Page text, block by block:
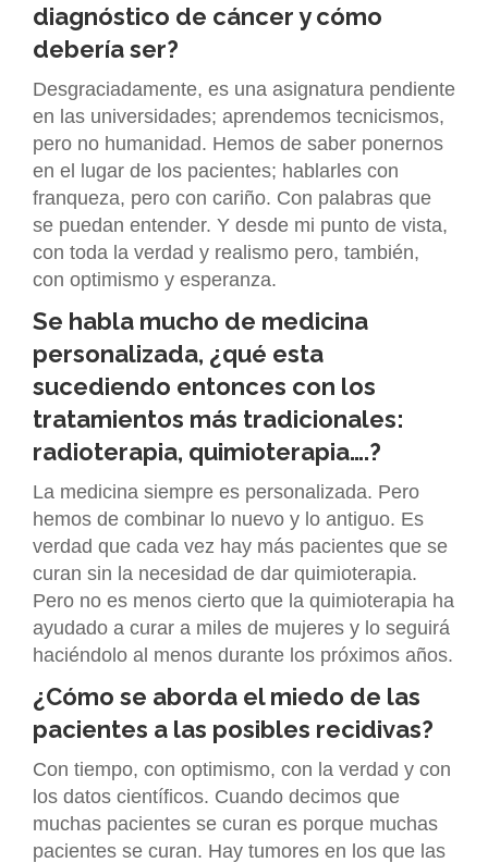
diagnóstico de cáncer y cómo
debería ser?
Desgraciadamente, es una asignatura pendiente
en las universidades; aprendemos tecnicismos,
pero no humanidad. Hemos de saber ponernos
en el lugar de los pacientes; hablarles con
franqueza, pero con cariño. Con palabras que
se puedan entender. Y desde mi punto de vista,
con toda la verdad y realismo pero, también,
con optimismo y esperanza.
Se habla mucho de medicina
personalizada, ¿qué esta
sucediendo entonces con los
tratamientos más tradicionales:
radioterapia, quimioterapia….?
La medicina siempre es personalizada. Pero
hemos de combinar lo nuevo y lo antiguo. Es
verdad que cada vez hay más pacientes que se
curan sin la necesidad de dar quimioterapia.
Pero no es menos cierto que la quimioterapia ha
ayudado a curar a miles de mujeres y lo seguirá
haciéndolo al menos durante los próximos años.
¿Cómo se aborda el miedo de las
pacientes a las posibles recidivas?
Con tiempo, con optimismo, con la verdad y con
los datos científicos. Cuando decimos que
muchas pacientes se curan es porque muchas
pacientes se curan. Hay tumores en los que las